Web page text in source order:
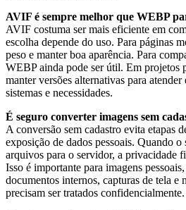
AVIF é sempre melhor que WEBP
AVIF costuma ser mais eficiente em
escolha depende do uso. Para páginas
peso e manter boa aparência. Para
WEBP ainda pode ser útil. Em projetos
manter versões alternativas para
sistemas e necessidades.
É seguro converter imagens sem
A conversão sem cadastro evita etapas
exposição de dados pessoais. Quando
arquivos para o servidor, a privacidade
Isso é importante para imagens
documentos internos, capturas de tela e
precisam ser tratados confidencialmente.